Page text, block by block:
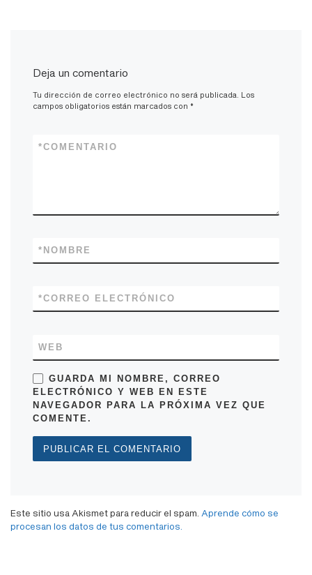
Deja un comentario
Tu dirección de correo electrónico no será publicada.
Los
campos obligatorios están marcados con *
COMENTARIO
*
NOMBRE
*
CORREO ELECTRÓNICO
*
WEB
GUARDA MI NOMBRE, CORREO
ELECTRÓNICO Y WEB EN ESTE
NAVEGADOR PARA LA PRÓXIMA VEZ QUE
COMENTE.
Este sitio usa Akismet para reducir el spam. Aprende cómo se
procesan los datos de tus comentarios.